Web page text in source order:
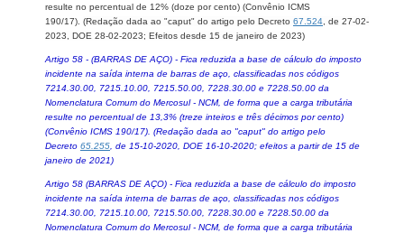
resulte no percentual de 12% (doze por cento) (Convênio ICMS
190/17). (Redação dada ao "caput" do artigo pelo Decreto 67.524 , de 27-02-
2023, DOE 28-02-2023; Efeitos desde 15 de janeiro de 2023)
Artigo 58 - (BARRAS DE AÇO) - Fica reduzida a base de cálculo do imposto
incidente na saída interna de barras de aço, classificadas nos códigos
7214.30.00, 7215.10.00, 7215.50.00, 7228.30.00 e 7228.50.00 da
Nomenclatura Comum do Mercosul - NCM, de forma que a carga tributária
resulte no percentual de 13,3% (treze inteiros e três décimos por cento)
(Convênio ICMS 190/17). (Redação dada ao "caput" do artigo pelo
Decreto 65.255 , de 15-10-2020, DOE 16-10-2020; efeitos a partir de 15 de
janeiro de 2021)
Artigo 58 (BARRAS DE AÇO) - Fica reduzida a base de cálculo do imposto
incidente na saída interna de barras de aço, classificadas nos códigos
7214.30.00, 7215.10.00, 7215.50.00, 7228.30.00 e 7228.50.00 da
Nomenclatura Comum do Mercosul - NCM, de forma que a carga tributária